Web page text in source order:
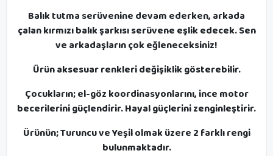
Balık tutma serüvenine devam ederken, arkada
çalan kırmızı balık şarkısı serüvene eşlik edecek. Sen
ve arkadaşların çok eğleneceksiniz!
Ürün aksesuar renkleri değişiklik gösterebilir.
Çocukların; el-göz koordinasyonlarını, ince motor
becerilerini güçlendirir. Hayal güçlerini zenginleştirir.
Ürünün; Turuncu ve Yeşil olmak üzere 2 farklı rengi
bulunmaktadır.